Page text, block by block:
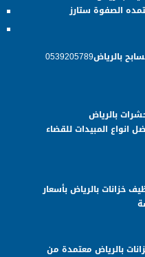
الصفوة ستارز
بالرياض
افضل انواع المبيدات للقضاء
خزانات بالرياض بأسعار
بالرياض معتمدة من